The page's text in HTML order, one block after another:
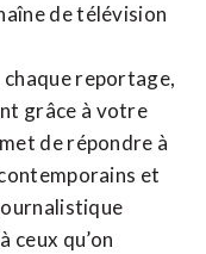
de télévision
reportage,
grâce à votre
de répondre à
et
ceux qu’on